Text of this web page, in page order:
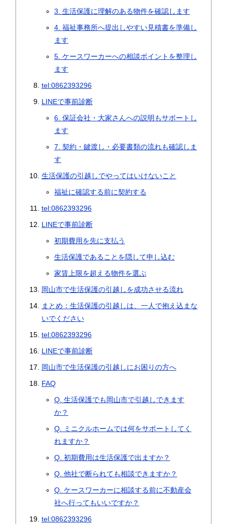
3. 生活保護に理解のある物件を確認します
4. 福祉事務所へ提出しやすい見積書を準備し
ます
5. ケースワーカーへの相談ポイントを整理し
ます
tel:0862393296
LINEで事前診断
6. 保証会社・大家さんへの説明もサポートし
ます
7. 契約・鍵渡し・必要書類の流れも確認しま
す
生活保護の引越しでやってはいけないこと
福祉に確認する前に契約する
tel:0862393296
LINEで事前診断
初期費用を先に支払う
生活保護であることを隠して申し込む
家賃上限を超える物件を選ぶ
岡山市で生活保護の引越しを成功させる流れ
まとめ：生活保護の引越しは、一人で抱え込まな
いでください
tel:0862393296
LINEで事前診断
岡山市で生活保護の引越しにお困りの方へ
FAQ
Q. 生活保護でも岡山市で引越しできます
か？
Q. ミニクルホームでは何をサポートしてく
れますか？
Q. 初期費用は生活保護で出ますか？
Q. 他社で断られても相談できますか？
Q. ケースワーカーに相談する前に不動産会
社へ行ってもいいですか？
tel:0862393296